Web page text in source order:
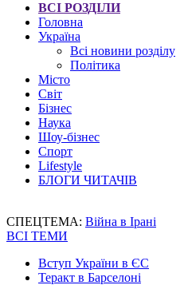
ВСІ РОЗДІЛИ
Головна
Україна
Всі новини розділу
Політика
Місто
Світ
Бізнес
Наука
Шоу-бізнес
Спорт
Lifestyle
БЛОГИ ЧИТАЧІВ
СПЕЦТЕМА: Війна в Ірані
ВСІ ТЕМИ
Вступ України в ЄС
Теракт в Барселоні